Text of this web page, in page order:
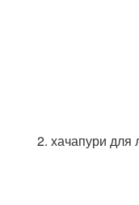
2. хачапури для